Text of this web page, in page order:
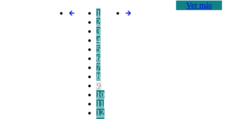
Ver más
1
2
3
4
5
6
7
8
9
10
11
12